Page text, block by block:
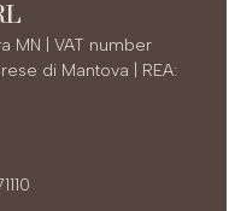
MN | VAT number
di Mantova | REA: